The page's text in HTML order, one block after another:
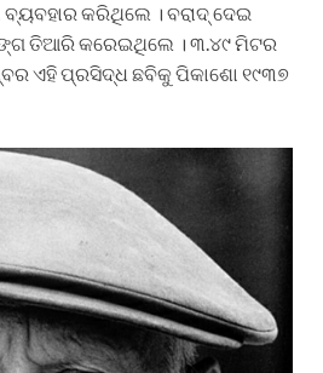
କରିଥିଲେ । ବରାଦ୍ ଦେଇ
ତିଆରି କରେଇଥିଲେ । ୩.୪୯ ମିଟର
ଏହି ପ୍ରସିଦ୍ଧ ଛବିକୁ ପିକାଶୋ ୧୯୩୭